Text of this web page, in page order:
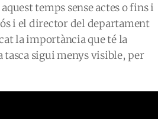
temps sense actes o fins i
i el director del departament
la importància que té la
tasca sigui menys visible, per